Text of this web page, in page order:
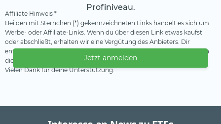
Profiniveau.
Jetzt anmelden
Affiliate Hinweis *
Bei den mit Sternchen (*) gekennzeichneten Links handelt es sich um
Werbe- oder Affiliate-Links. Wenn du über diesen Link etwas kaufst
oder abschließt, erhalten wir eine Vergütung des Anbieters. Dir
entstehen dadurch keine Nachteile oder Mehrkosten. Wir verwenden
diese Einnahmen, um unser kostenfreies Angebot zu finanzieren.
Vielen Dank für deine Unterstützung.